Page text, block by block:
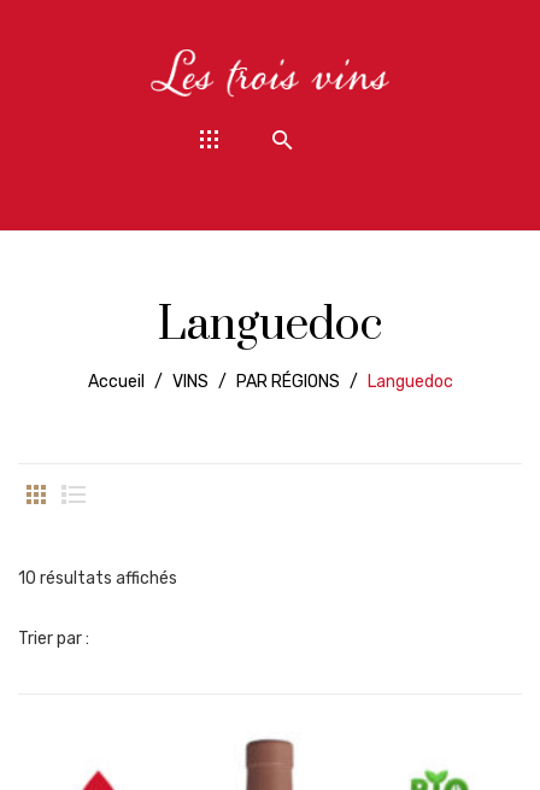
Languedoc
Accueil / VINS / PAR RÉGIONS / Languedoc
10 résultats affichés
Trier par :